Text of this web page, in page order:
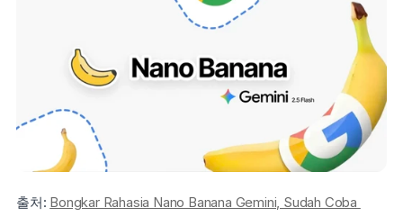
출처: Bongkar Rahasia Nano Banana Gemini, Sudah Coba